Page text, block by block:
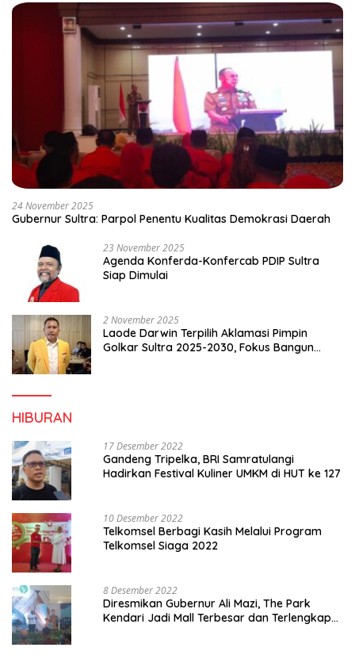
24 November 2025
Gubernur Sultra: Parpol Penentu Kualitas Demokrasi Daerah
23 November 2025
Agenda Konferda-Konfercab PDIP Sultra
Siap Dimulai
2 November 2025
Laode Darwin Terpilih Aklamasi Pimpin
Golkar Sultra 2025-2030, Fokus Bangun
HIBURAN
17 Desember 2022
Gandeng Tripelka, BRI Samratulangi
Hadirkan Festival Kuliner UMKM di HUT ke 127
10 Desember 2022
Telkomsel Berbagi Kasih Melalui Program
Telkomsel Siaga 2022
8 Desember 2022
Diresmikan Gubernur Ali Mazi, The Park
Kendari Jadi Mall Terbesar dan Terlengkap